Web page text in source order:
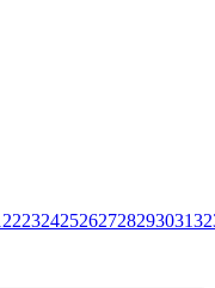
2223242526272829303132